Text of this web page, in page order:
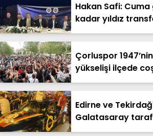
Hakan Safi: Cuma
kadar yıldız
isimlerini
Çorluspor 1947’nin
yükselişi ilçede
kutlandı
Edirne ve
Galatasaray
şampiyonluğu